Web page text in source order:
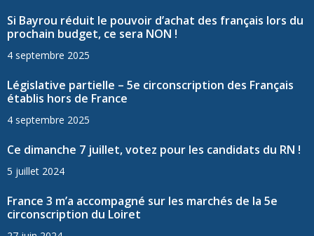
Si Bayrou réduit le pouvoir d’achat des français lors du
prochain budget, ce sera NON !
4 septembre 2025
Législative partielle – 5e circonscription des Français
établis hors de France
4 septembre 2025
Ce dimanche 7 juillet, votez pour les candidats du RN !
5 juillet 2024
France 3 m’a accompagné sur les marchés de la 5e
circonscription du Loiret